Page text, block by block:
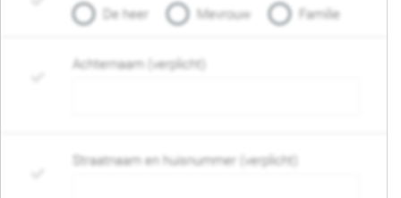
De heer
Mevrouw Familie
Achternaam (verplicht)
Straatnaam en huisnummer (verplicht)